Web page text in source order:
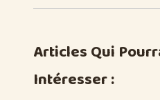
Articles Qui
Intéresser :